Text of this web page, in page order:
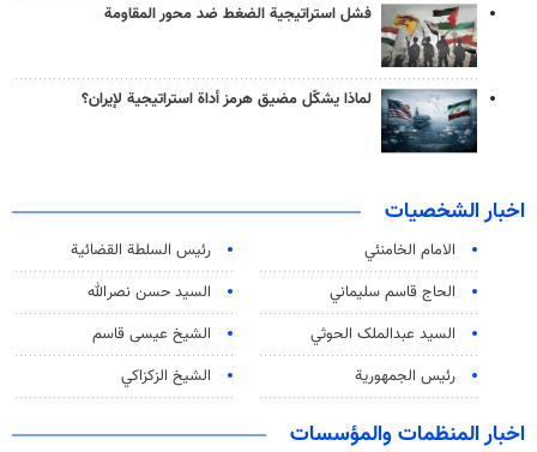
فشل استراتيجية الضغط ضد محور المقاومة
لماذا يشكّل مضيق هرمز أداة استراتيجية لإيران؟
اخبار الشخصيات
الامام الخامنئي
رئیس السلطة القضائیة
الحاج قاسم سليماني
السيد حسن نصرالله
السید عبدالملک الحوثي
الشيخ عيسى قاسم
رئيس الجمهورية
الشيخ الزكزاكي
اخبار المنظمات والمؤسسات